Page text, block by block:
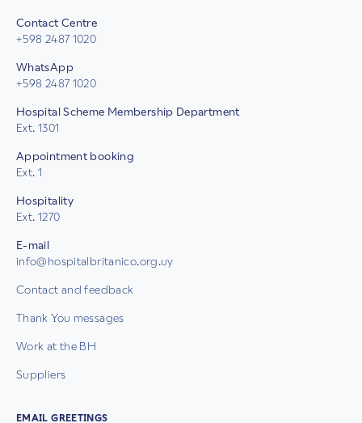
Contact Centre
+598 2487 1020
WhatsApp
+598 2487 1020
Hospital Scheme Membership Department
Ext. 1301
Appointment booking
Ext. 1
Hospitality
Ext. 1270
E-mail
info@hospitalbritanico.org.uy
Contact and feedback
Thank You messages
Work at the BH
Suppliers
EMAIL GREETINGS